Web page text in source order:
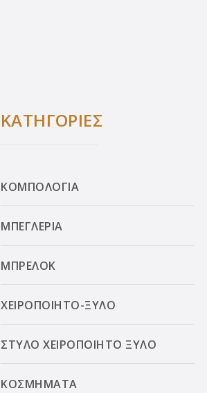
ΚΑΤΗΓΟΡΙΕΣ
ΚΟΜΠΟΛΟΓΙΑ
ΜΠΕΓΛΕΡΙΑ
ΜΠΡΕΛΟΚ
ΧΕΙΡΟΠΟΙΗΤΟ-ΞΥΛΟ
ΣΤΥΛΟ ΧΕΙΡΟΠΟΙΗΤΟ ΞΥΛΟ
ΚΟΣΜΗΜΑΤΑ